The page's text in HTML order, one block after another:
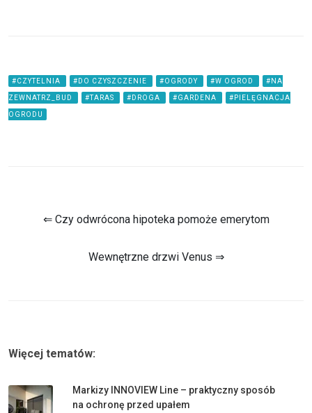
#CZYTELNIA #DO CZYSZCZENIE #OGRODY #W OGROD #NA
ZEWNATRZ_BUD #TARAS #DROGA #GARDENA #PIELĘGNACJA
OGRODU
⇐ Czy odwrócona hipoteka pomoże emerytom
Wewnętrzne drzwi Venus ⇒
Więcej tematów:
Markizy INNOVIEW Line – praktyczny sposób
na ochronę przed upałem